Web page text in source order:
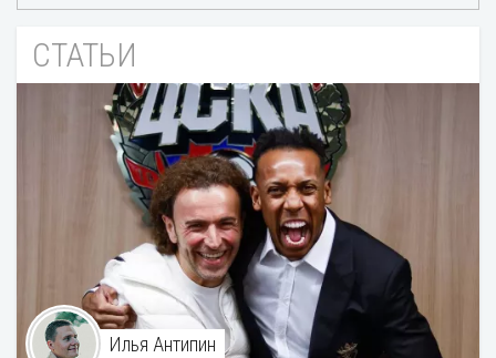
СТАТЬИ
Илья Антипин